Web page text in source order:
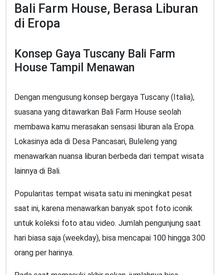
Bali Farm House, Berasa Liburan
di Eropa
Konsep Gaya Tuscany Bali Farm
House Tampil Menawan
Dengan mengusung konsep bergaya Tuscany (Italia),
suasana yang ditawarkan Bali Farm House seolah
membawa kamu merasakan sensasi liburan ala Eropa.
Lokasinya ada di Desa Pancasari, Buleleng yang
menawarkan nuansa liburan berbeda dari tempat wisata
lainnya di Bali.
Popularitas tempat wisata satu ini meningkat pesat
saat ini, karena menawarkan banyak spot foto iconik
untuk koleksi foto atau video. Jumlah pengunjung saat
hari biasa saja (weekday), bisa mencapai 100 hingga 300
orang per harinya.